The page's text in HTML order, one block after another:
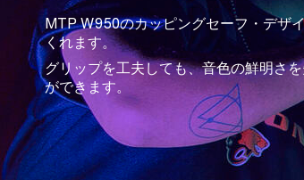
MTP W950のカッピングセーフ・デザ
くれます。
グリップを工夫しても、音色の鮮明さ
ができます。